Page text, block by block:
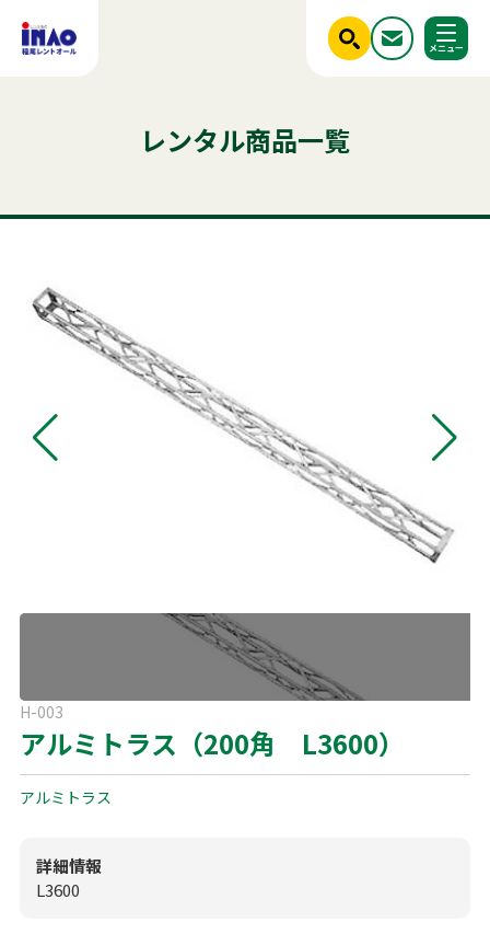
ご利用シーンから探す
はじめての方へ
店舗情報
新着情報
実績紹介
見積依頼フォーム
見積リスト
電話お問い合わせ
板付店 092-589-0170
受付時間: 8:30〜17:00（平日）
※最終受付16:30まで
甘木店
閉じる
テントテーブル発電機クーラー椅子フライヤーベンチ
商品ジャンルから探す
セット商品
事務用品
神事・セレモニー用品
パーティー用品
スポーツ その他
レンタル商品一覧
アルミトラス（200角 L3600）
H-003
アルミトラス
詳細情報
L3600